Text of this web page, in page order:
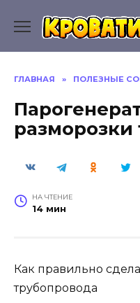
содержанию
ГЛАВНАЯ » ПОЛЕЗНЫЕ
разморозки
НА ЧТЕНИЕ
14 мин
Как правильно
трубопровода